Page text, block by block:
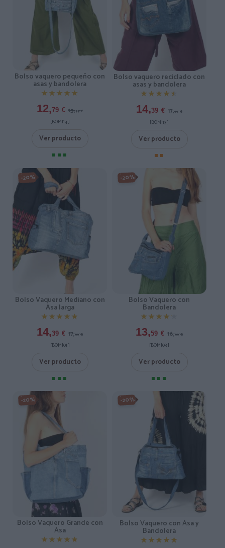
Bolso vaquero pequeño con
asas y bandolera
★★★★★
★★★★★
12,79 € 15,99 €
[BOMI14 ]
Ver producto
Bolso vaquero reciclado con
asas y bandolera
★★★★★
★★★★★
14,39 € 17,99 €
[BOMI13 ]
Ver producto
-20%
Bolso Vaquero Mediano con
Asa larga
★★★★★
★★★★★
14,39 € 17,99 €
[BOMI01 ]
Ver producto
-20%
Bolso Vaquero con
Bandolera
★★★★★
★★★★★
13,59 € 16,99 €
[BOMI03 ]
Ver producto
-20%
Bolso Vaquero Grande con
Asa
★★★★★
★★★★★
-20%
Bolso Vaquero con Asa y
Bandolera
★★★★★
★★★★★